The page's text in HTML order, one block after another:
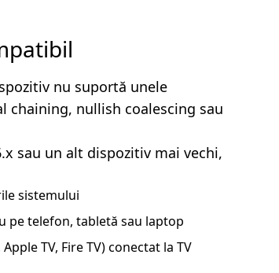
nu suportă unele
chaining, nullish coalescing sau
sau un alt dispozitiv mai vechi,
sistemului
pe telefon, tabletă sau laptop
TV, Fire TV) conectat la TV